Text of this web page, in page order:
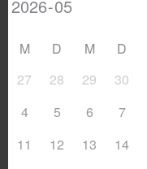
M D M D
27
28 29 30
4
5 6 7
11
12 13 14